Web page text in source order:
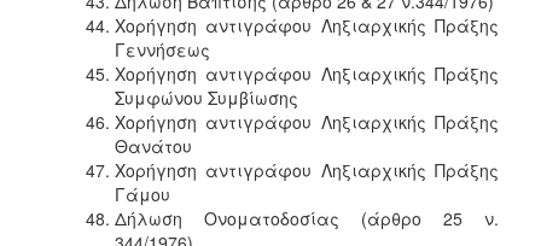
Χορήγηση αντιγράφου Ληξιαρχικής Πράξης
Γεννήσεως
Χορήγηση αντιγράφου Ληξιαρχικής Πράξης
Συμφώνου Συμβίωσης
Χορήγηση αντιγράφου Ληξιαρχικής Πράξης
Θανάτου
Χορήγηση αντιγράφου Ληξιαρχικής Πράξης
Γάμου
Δήλωση Ονοματοδοσίας (άρθρο 25 ν.